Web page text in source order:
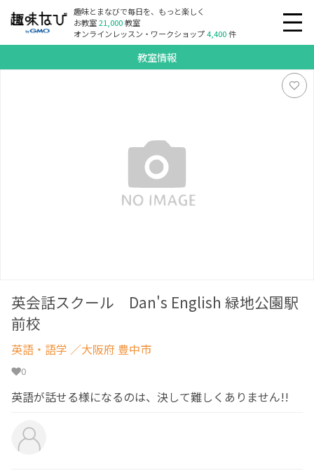
趣味とまなびで毎日を、もっと楽しく
お教室21,000教室
オンラインレッスン・ワークショップ4,400件
教室情報
英会話スクール Dan's English 緑地公園駅
前校
英語・語学 ／大阪府 豊中市
0
英語が話せる様になるのは、決して難しくありません!!